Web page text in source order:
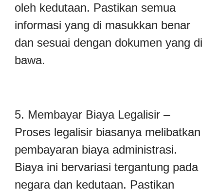
oleh kedutaan. Pastikan semua
informasi yang di masukkan benar
dan sesuai dengan dokumen yang di
bawa.
5. Membayar Biaya Legalisir –
Proses legalisir biasanya melibatkan
pembayaran biaya administrasi.
Biaya ini bervariasi tergantung pada
negara dan kedutaan. Pastikan